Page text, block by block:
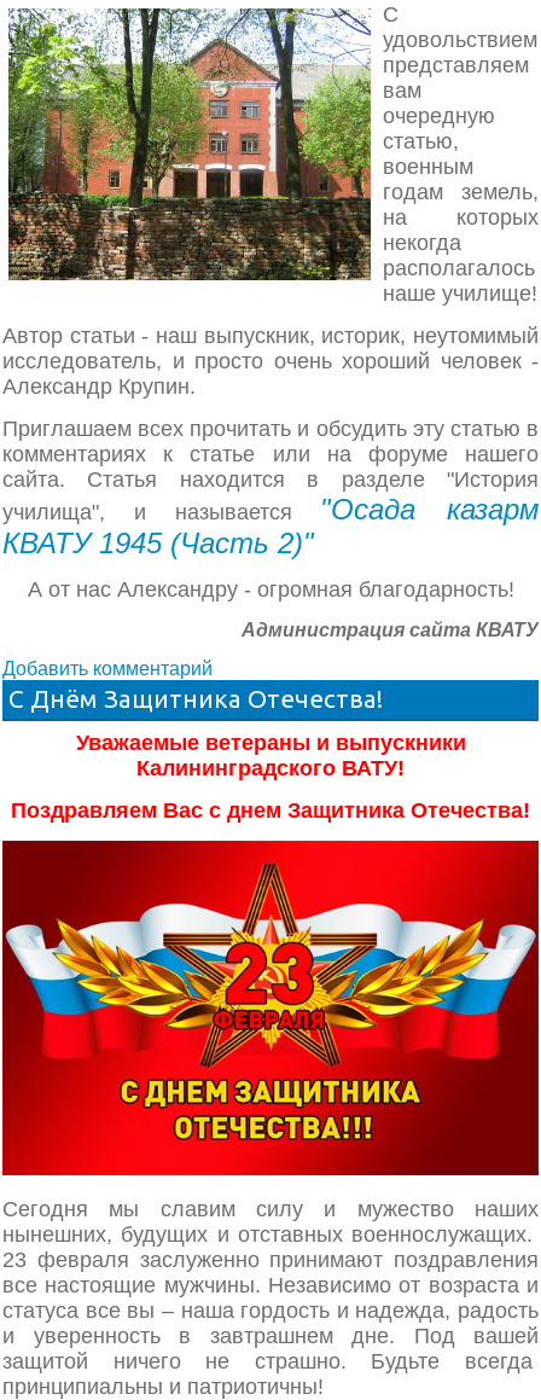
С
удовольствием
представляем
вам
очередную
статью,
военным
годам земель,
на которых
некогда
располагалось
наше училище!
Автор статьи - наш выпускник, историк, неутомимый
исследователь, и просто очень хороший человек -
Александр Крупин.
Приглашаем всех прочитать и обсудить эту статью в
комментариях к статье или на форуме нашего
сайта. Статья находится в разделе "История
училища", и называется "Осада казарм
КВАТУ 1945 (Часть 2)"
А от нас Александру - огромная благодарность!
Администрация сайта КВАТУ
Добавить комментарий
С Днём Защитника Отечества!
Уважаемые ветераны и выпускники
Калининградского ВАТУ!
Поздравляем Вас с днем Защитника Отечества!
Сегодня мы славим силу и мужество наших
нынешних, будущих и отставных военнослужащих.
23 февраля заслуженно принимают поздравления
все настоящие мужчины. Независимо от возраста и
статуса все вы – наша гордость и надежда, радость
и уверенность в завтрашнем дне. Под вашей
защитой ничего не страшно. Будьте всегда
принципиальны и патриотичны!